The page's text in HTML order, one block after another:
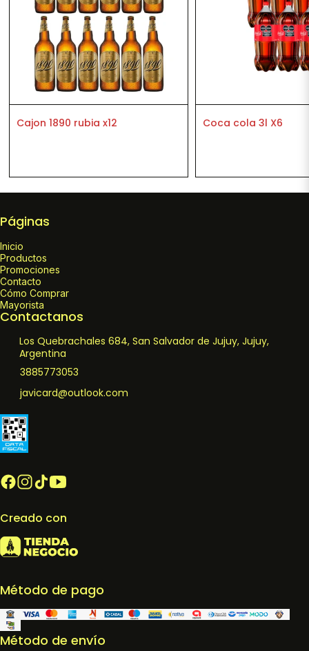
Cajon 1890 rubia x12 Coca cola 3l X6
Páginas
Inicio
Productos
Promociones
Contacto
Cómo Comprar
Mayorista
Contactanos
Los Quebrachales 684, San Salvador de Jujuy, Jujuy,
Argentina
3885773053
javicard@outlook.com
Creado con
Método de pago
Método de envío